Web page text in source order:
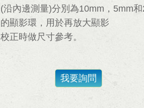
(沿內邊測量)分別為10mm，5mm和
的顯影環，用於再放大顯影
校正時做尺寸參考。
我要詢問